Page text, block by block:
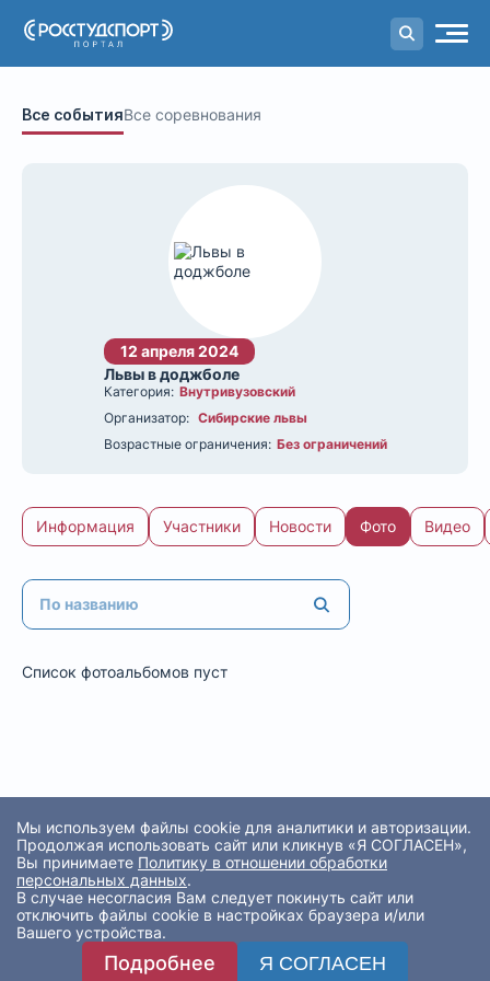
Порталстуденческого спорта
Все событияВсе соревнования
12 апреля 2024
Львы в доджболе
Категория: Внутривузовский
Организатор: Сибирские львы
Возрастные ограничения: Без ограничений
Информация Участники Новости Фото Видео
Список фотоальбомов пуст
Мы используем файлы cookie для аналитики и авторизации.
Продолжая использовать сайт или кликнув «Я СОГЛАСЕН»,
Вы принимаете Политику в отношении обработки
персональных данных.
В случае несогласия Вам следует покинуть сайт или
отключить файлы cookie в настройках браузера и/или
Вашего устройства.
Подробнее Я СОГЛАСЕН